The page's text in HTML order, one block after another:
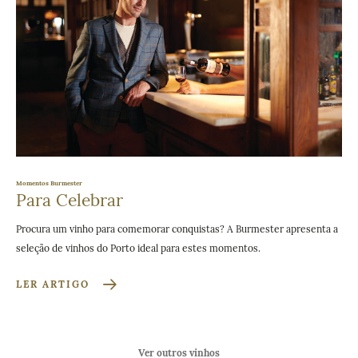
Momentos Burmester
Para Celebrar
Procura um vinho para comemorar conquistas? A Burmester apresenta a
seleção de vinhos do Porto ideal para estes momentos.
LER ARTIGO
Ver outros vinhos